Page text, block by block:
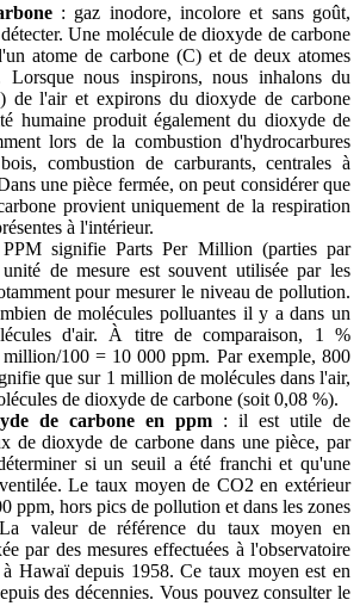
: gaz inodore, incolore et sans goût,
Une molécule de dioxyde de carbone
atome de carbone (C) et de deux atomes
Lorsque nous inspirons, nous inhalons du
de l'air et expirons du dioxyde de carbone
humaine produit également du dioxyde de
lors de la combustion d'hydrocarbures
combustion de carburants, centrales à
une pièce fermée, on peut considérer que
provient uniquement de la respiration
à l'intérieur.
signifie Parts Per Million (parties par
de mesure est souvent utilisée par les
pour mesurer le niveau de pollution.
de molécules polluantes il y a dans un
d'air. À titre de comparaison, 1 %
100 = 10 000 ppm. Par exemple, 800
que sur 1 million de molécules dans l'air,
de dioxyde de carbone (soit 0,08 %).
de carbone en ppm : il est utile de
de dioxyde de carbone dans une pièce, par
si un seuil a été franchi et qu'une
Le taux moyen de CO2 en extérieur
ppm, hors pics de pollution et dans les zones
valeur de référence du taux moyen en
par des mesures effectuées à l'observatoire
Hawaï depuis 1958. Ce taux moyen est en
des décennies. Vous pouvez consulter le